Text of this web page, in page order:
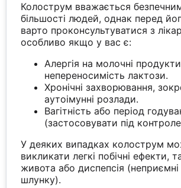
Колострум вважається
більшості людей, однак перед
варто проконсультуватися з
особливо якщо у вас є:
Алергія на молочні
непереносимість лактози.
Хронічні захворювання,
аутоімунні розлади.
Вагітність або період
(застосовувати під
У деяких випадках колострум
викликати легкі побічні ефекти,
живота або диспепсія (неприємні
шлунку).